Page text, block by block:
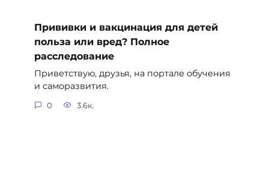
Прививки и вакцинация для детей
польза или вред? Полное
расследование
Приветствую, друзья, на портале обучения
и саморазвития.
0 3.6к.